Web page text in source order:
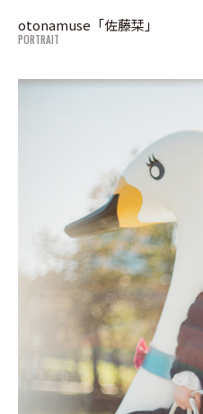
otonamuse「佐藤栞」
PORTRAIT